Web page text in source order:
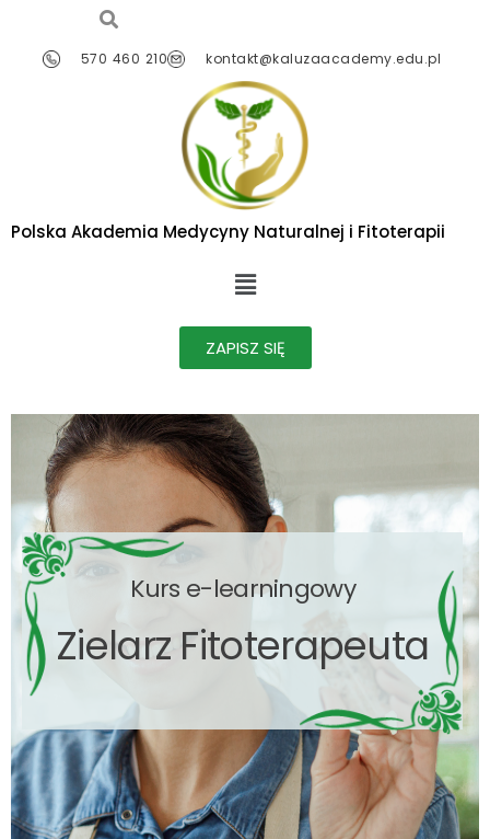
570 460 210 kontakt@kaluzaacademy.edu.pl
Polska Akademia Medycyny Naturalnej i Fitoterapii
ZAPISZ SIĘ
Kurs e-learningowy
Zielarz Fitoterapeuta